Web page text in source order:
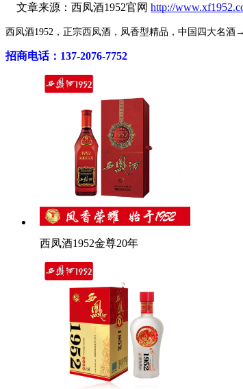
文章来源：西凤酒1952官网 http://
西凤酒1952，正宗西凤酒，凤香型精品，中国四大名酒→
招商电话：137-2076-7752
西凤酒1952金尊20年